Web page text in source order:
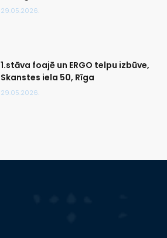
29.05.2026.
1.stāva foajē un ERGO telpu izbūve,
Skanstes iela 50, Rīga
29.05.2026.